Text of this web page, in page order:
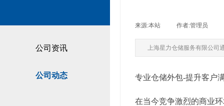
公司资讯
公司动态
来源:本站 作者:管理员
上海星力仓储服务有限公
专业仓储外包-提升客户
在当今竞争激烈的商业